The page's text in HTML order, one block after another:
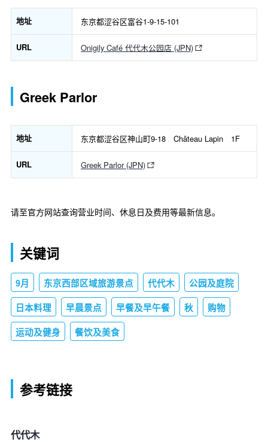
地址 东京都涩谷区富谷1-9-15-101
URL Onigily Café 代代木公园店 (JPN)
Greek Parlor
地址 东京都涩谷区神山町9-18 Château Lapin 1F
URL Greek Parlor (JPN)
请至官方网站查询营业时间、休息日及费用等最新信息。
关键词
9月 东京西部区域旅游景点 代代木 公园及庭院
日本料理 早晨景点 早餐及早午餐 秋 购物
运动及健身 餐饮及美食
参考链接
代代木